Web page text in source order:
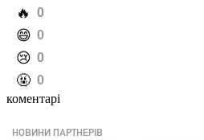
️🔥 0
️😄 0
️😢 0
️🤬 0
коментарі